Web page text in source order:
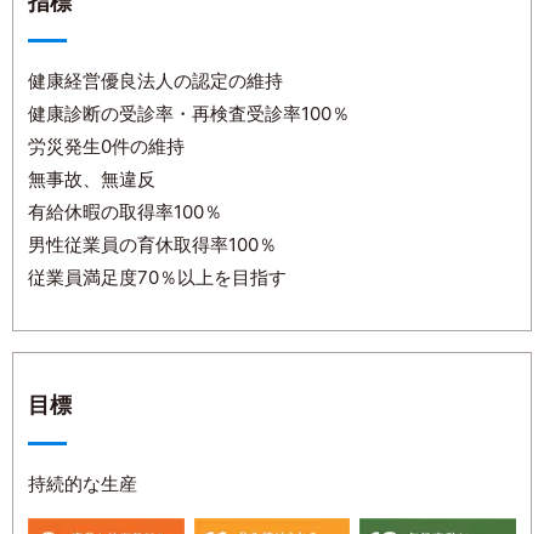
健康経営優良法人の認定の維持
健康診断の受診率・再検査受診率100％
労災発生0件の維持
無事故、無違反
有給休暇の取得率100％
男性従業員の育休取得率100％
従業員満足度70％以上を目指す
目標
持続的な生産